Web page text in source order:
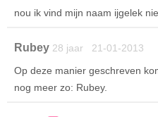
nou ik vind mijn naam ijgelek
Rubey 28 jaar 21-01-2013
Op deze manier geschreven
nog meer zo: Rubey.